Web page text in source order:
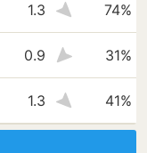
1.3 74%
0.9 31%
1.3 41%